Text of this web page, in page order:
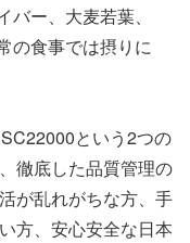
ー、大麦若葉、
の食事では摂りに
という2つの
徹底した品質管理の
が乱れがちな方、手
方、安心安全な日本